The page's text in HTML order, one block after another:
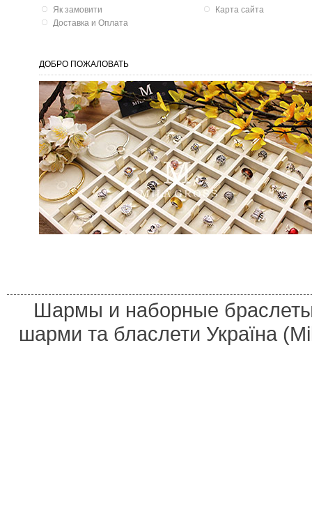
Як замовити
Доставка и Оплата
Карта сайта
ДОБРО ПОЖАЛОВАТЬ
Шармы и наборные
шарми та бласлети Україна